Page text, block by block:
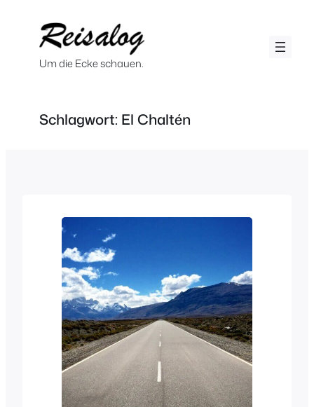
springenUm die Ecke schauen.
Schlagwort: El Chaltén